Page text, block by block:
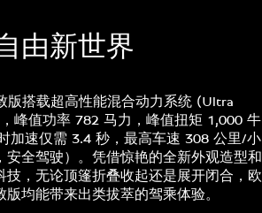
由新世界
版搭载超高性能混合动力系统 (Ultra
峰值功率 782 马力，峰值扭矩 1,000 牛
加速仅需 3.4 秒，最高车速 308 公里/小
安全驾驶）。凭借惊艳的全新外观造型和
技，无论顶篷折叠收起还是展开闭合，欧
版均能带来出类拔萃的驾乘体验。